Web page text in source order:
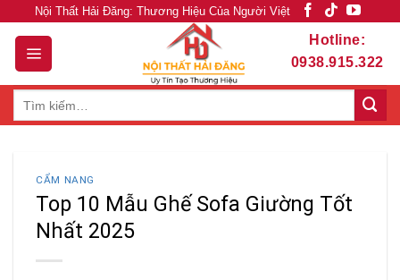
content
Nội Thất Hải Đăng: Thương Hiệu Của Người Việt
Hotline:
0938.915.322
CẨM NANG
Top 10 Mẫu Ghế Sofa Giường Tốt
Nhất 2025